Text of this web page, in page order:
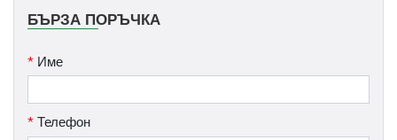
БЪРЗА ПОРЪЧКА
* Име
* Телефон